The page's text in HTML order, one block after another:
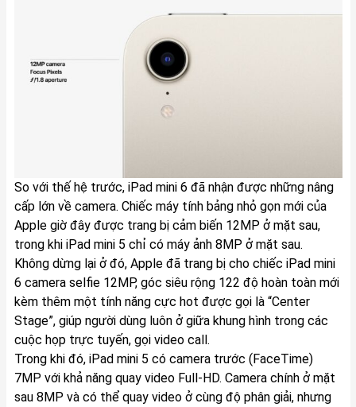
So với thế hệ trước, iPad mini 6 đã nhận được những nâng
cấp lớn về camera. Chiếc máy tính bảng nhỏ gọn mới của
Apple giờ đây được trang bị cảm biến 12MP ở mặt sau,
trong khi iPad mini 5 chỉ có máy ảnh 8MP ở mặt sau.
Không dừng lại ở đó, Apple đã trang bị cho chiếc iPad mini
6 camera selfie 12MP, góc siêu rộng 122 độ hoàn toàn mới
kèm thêm một tính năng cực hot được gọi là “Center
Stage”, giúp người dùng luôn ở giữa khung hình trong các
cuộc họp trực tuyến, gọi video call.
Trong khi đó, iPad mini 5 có camera trước (FaceTime)
7MP với khả năng quay video Full-HD. Camera chính ở mặt
sau 8MP và có thể quay video ở cùng độ phân giải, nhưng